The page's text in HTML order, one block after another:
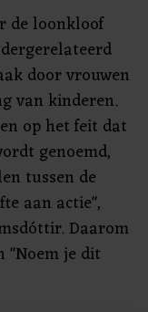
de loonkloof
door vrouwen
van kinderen.
op het feit dat
genoemd,
tussen de
aan actie",
Daarom
"Noem je dit